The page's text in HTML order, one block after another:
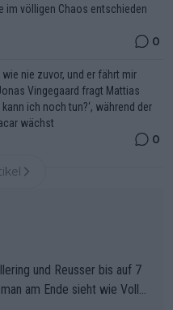
im völligen Chaos entschieden
0
nie zuvor, und er fährt mir
Vingegaard fragt Mattias
ich noch tun?‘, während der
wächst
0
und Reusser bis auf 7
am Ende sieht wie Voller